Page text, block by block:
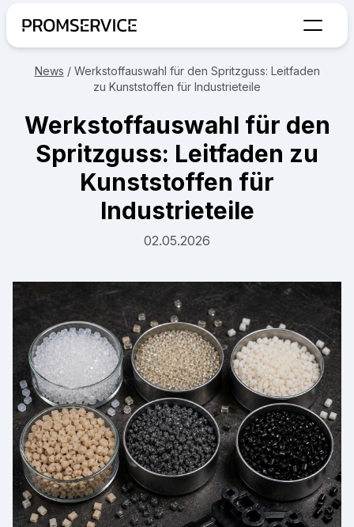
News / Werkstoffauswahl für den Spritzguss: Leitfaden
zu Kunststoffen für Industrieteile
Werkstoffauswahl für den
Spritzguss: Leitfaden zu
Kunststoffen für
Industrieteile
02.05.2026